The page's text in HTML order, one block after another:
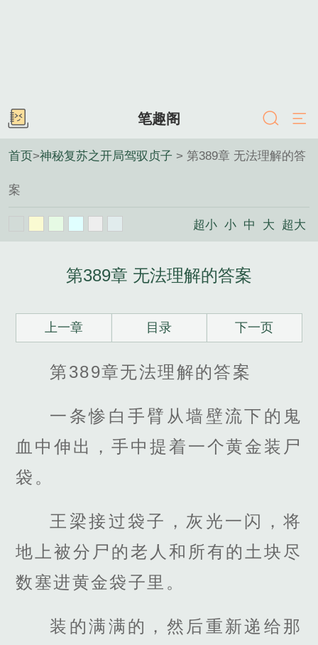
笔趣阁
首页>神秘复苏之开局驾驭贞子 > 第389章 无法理解的答
案
超小 小 中 大 超大
第389章 无法理解的答案
上一章 目录 下一页
第389章无法理解的答案
一条惨白手臂从墙壁流下的鬼
血中伸出，手中提着一个黄金装尸
袋。
王梁接过袋子，灰光一闪，将
地上被分尸的老人和所有的土块尽
数塞进黄金袋子里。
装的满满的，然后重新递给那